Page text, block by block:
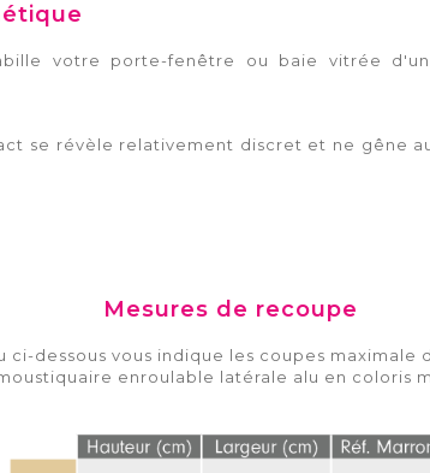
votre porte-fenêtre ou baie vitrée
se révèle relativement discret et ne gêne
Mesures de recoupe
ci-dessous vous indique les coupes maximale
enroulable latérale alu en coloris